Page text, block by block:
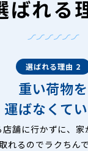
ばれる
選ばれる理由 2
重い荷物を
運ばなくて
舗に行かずに、
れるのでラクちんで